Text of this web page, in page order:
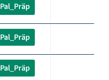
Pal_Präp
Pal_Präp
Pal_Präp